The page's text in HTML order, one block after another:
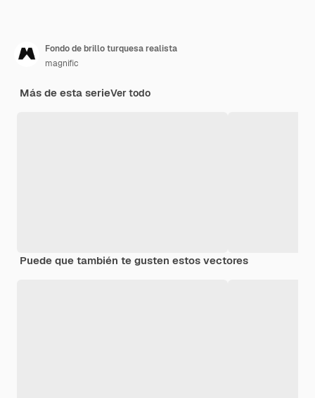
Fondo de brillo turquesa realista
magnific
Más de esta serieVer todo
Puede que también te gusten estos vectores